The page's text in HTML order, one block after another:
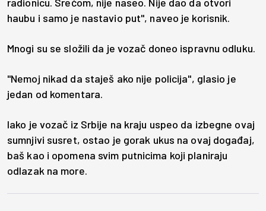
radionicu. Srećom, nije naseo. Nije dao da otvori
haubu i samo je nastavio put", naveo je korisnik.
Mnogi su se složili da je vozač doneo ispravnu odluku.
"Nemoj nikad da staješ ako nije policija", glasio je
jedan od komentara.
Iako je vozač iz Srbije na kraju uspeo da izbegne ovaj
sumnjivi susret, ostao je gorak ukus na ovaj događaj,
baš kao i opomena svim putnicima koji planiraju
odlazak na more.